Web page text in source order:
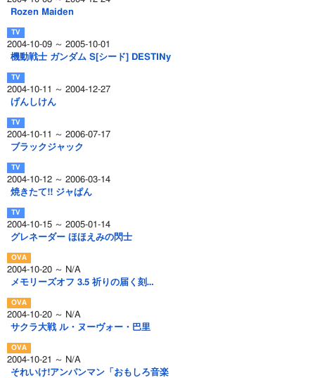
Rozen Maiden
2004-10-09 ～ 2005-10-01
機動戦士 ガンダム S[シード] DESTINy
2004-10-11 ～ 2004-12-27
げんしけん
2004-10-11 ～ 2006-07-17
ブラックジャック
2004-10-12 ～ 2006-03-14
焼きたて!! ジャぱん
2004-10-15 ～ 2005-01-14
グレネーダー ほほえみの閃士
2004-10-20 ～ N/A
メモリーズオフ 3.5 祈りの届く刻…
2004-10-20 ～ N/A
サクラ大戦 ル・ヌーヴォー・巴里
2004-10-21 ～ N/A
それいけ!アンパンマン「おもしろ音楽